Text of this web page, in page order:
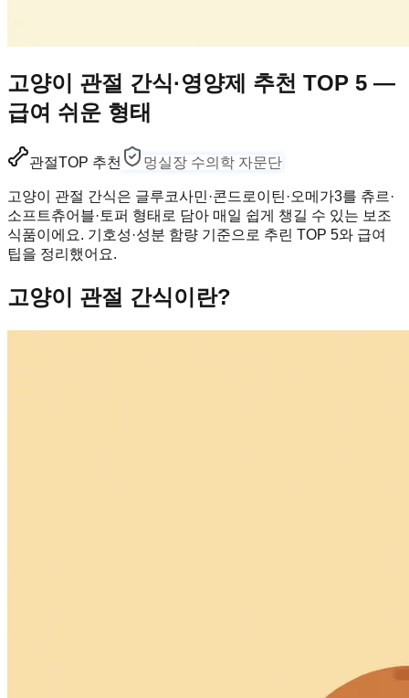
고양이 관절 간식·영양제 추천 TOP 5 —
급여 쉬운 형태
관절TOP 추천 멍실장 수의학 자문단
고양이 관절 간식은 글루코사민·콘드로이틴·오메가3를 츄르·
소프트츄어블·토퍼 형태로 담아 매일 쉽게 챙길 수 있는 보조
식품이에요. 기호성·성분 함량 기준으로 추린 TOP 5와 급여
팁을 정리했어요.
고양이 관절 간식이란?